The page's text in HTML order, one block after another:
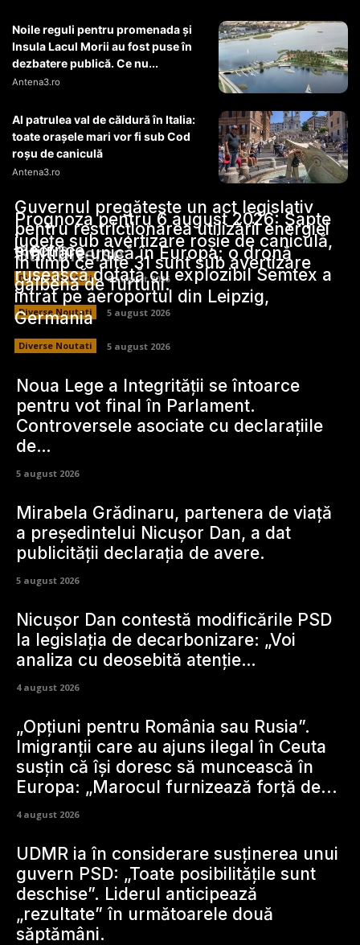
Noile reguli pentru promenada și
Insula Lacul Morii au fost puse în
dezbatere publică. Ce nu...
Antena3.ro
Al patrulea val de căldură în Italia:
toate orașele mari vor fi sub Cod
roșu de caniculă
Antena3.ro
Stiri Diverse:
Guvernul pregătește un act legislativ
pentru restricționarea utilizării energiei
electrice.
Diverse Noutati 6 august 2026
Prognoza pentru 6 august 2026: Șapte
județe sub avertizare roșie de caniculă,
în timp ce alte 31 sunt sub avertizare
galbenă de furtuni.
Diverse Noutati 5 august 2026
Infiltrare unică în Europa: o dronă
rusească dotată cu explozibil Semtex a
intrat pe aeroportul din Leipzig,
Germania
Diverse Noutati 5 august 2026
Noua Lege a Integrității se întoarce
pentru vot final în Parlament.
Controversele asociate cu declarațiile
de…
5 august 2026
Mirabela Grădinaru, partenera de viață
a președintelui Nicușor Dan, a dat
publicității declarația de avere.
5 august 2026
Nicușor Dan contestă modificările PSD
la legislația de decarbonizare: „Voi
analiza cu deosebită atenție…
4 august 2026
„Opțiuni pentru România sau Rusia”.
Imigranții care au ajuns ilegal în Ceuta
susțin că își doresc să muncească în
Europa: „Marocul furnizează forță de...
4 august 2026
UDMR ia în considerare susținerea unui
guvern PSD: „Toate posibilitățile sunt
deschise”. Liderul anticipează
„rezultate” în următoarele două
săptămâni.